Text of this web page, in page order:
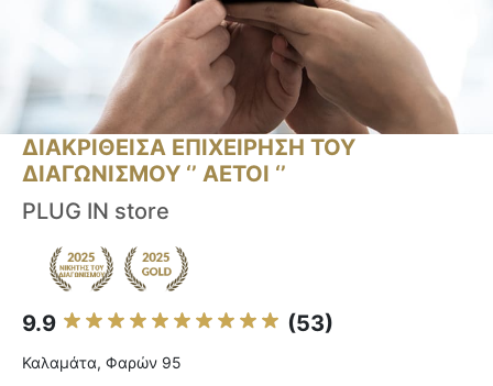
ΔΙΑΚΡΙΘΕΙΣΑ ΕΠΙΧΕΙΡΗΣΗ ΤΟΥ
ΔΙΑΓΩΝΙΣΜΟΥ ‘’ ΑΕΤΟΙ ‘’
PLUG IN store
9.9 (53)
Καλαμάτα, Φαρών 95